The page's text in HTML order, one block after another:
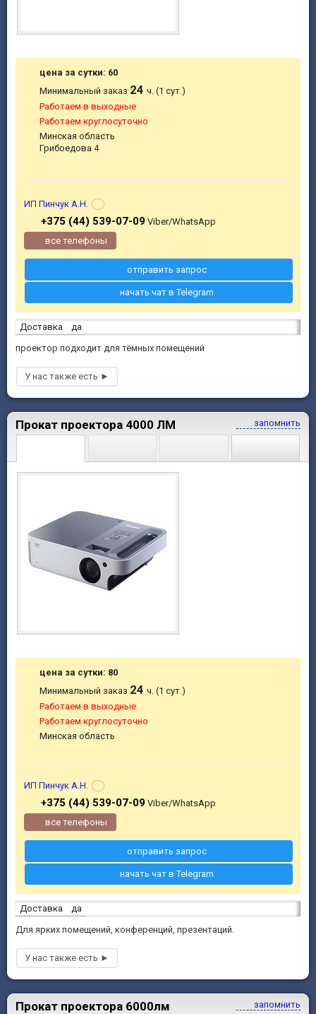
Доставка
да
проектор подходит для тёмных помещений
цена за сутки: 60
Минимальный заказ 24ч. (1 сут.)
Работаем в выходные
Работаем круглосуточно
Минская область
Грибоедова 4
ИП Пинчук А.Н.
+375 (44) 539-07-09Viber/WhatsApp
все телефоны
отправить запрос
начать чат в Telegram
запомнить
Прокат проектора 4000 ЛМ
Доставка
да
Для ярких помещений, конференций, презентаций.
цена за сутки: 80
Минимальный заказ 24ч. (1 сут.)
Работаем в выходные
Работаем круглосуточно
Минская область
ИП Пинчук А.Н.
+375 (44) 539-07-09Viber/WhatsApp
все телефоны
отправить запрос
начать чат в Telegram
запомнить
Прокат проектора 6000лм